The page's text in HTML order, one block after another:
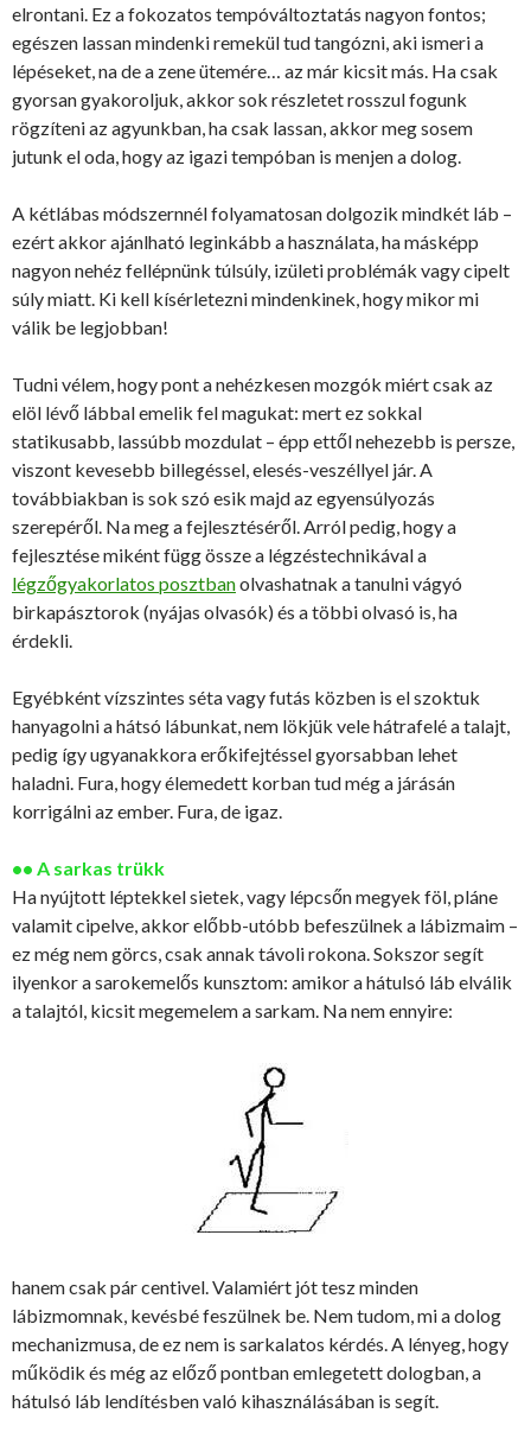
elrontani. Ez a fokozatos tempóváltoztatás nagyon fontos;
egészen lassan mindenki remekül tud tangózni, aki ismeri a
lépéseket, na de a zene ütemére… az már kicsit más. Ha csak
gyorsan gyakoroljuk, akkor sok részletet rosszul fogunk
rögzíteni az agyunkban, ha csak lassan, akkor meg sosem
jutunk el oda, hogy az igazi tempóban is menjen a dolog.
A kétlábas módszernnél folyamatosan dolgozik mindkét láb –
ezért akkor ajánlható leginkább a használata, ha másképp
nagyon nehéz fellépnünk túlsúly, izületi problémák vagy cipelt
súly miatt. Ki kell kísérletezni mindenkinek, hogy mikor mi
válik be legjobban!
Tudni vélem, hogy pont a nehézkesen mozgók miért csak az
elöl lévő lábbal emelik fel magukat: mert ez sokkal
statikusabb, lassúbb mozdulat – épp ettől nehezebb is persze,
viszont kevesebb billegéssel, elesés-veszéllyel jár. A
továbbiakban is sok szó esik majd az egyensúlyozás
szerepéről. Na meg a fejlesztéséről. Arról pedig, hogy a
fejlesztése miként függ össze a légzéstechnikával a
légzőgyakorlatos posztbanolvashatnak a tanulni vágyó
birkapásztorok (nyájas olvasók) és a többi olvasó is, ha
érdekli.
Egyébként vízszintes séta vagy futás közben is el szoktuk
hanyagolni a hátsó lábunkat, nem lökjük vele hátrafelé a talajt,
pedig így ugyanakkora erőkifejtéssel gyorsabban lehet
haladni. Fura, hogy élemedett korban tud még a járásán
korrigálni az ember. Fura, de igaz.
•• A sarkas trükk
Ha nyújtott léptekkel sietek, vagy lépcsőn megyek föl, pláne
valamit cipelve, akkor előbb-utóbb befeszülnek a lábizmaim –
ez még nem görcs, csak annak távoli rokona. Sokszor segít
ilyenkor a sarokemelős kunsztom: amikor a hátulsó láb elválik
a talajtól, kicsit megemelem a sarkam. Na nem ennyire:
hanem csak pár centivel. Valamiért jót tesz minden
lábizmomnak, kevésbé feszülnek be. Nem tudom, mi a dolog
mechanizmusa, de ez nem is sarkalatos kérdés. A lényeg, hogy
működik és még az előző pontban emlegetett dologban, a
hátulsó láb lendítésben való kihasználásában is segít.